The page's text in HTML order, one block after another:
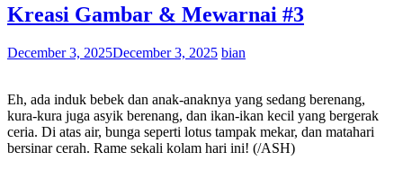
Kreasi Gambar & Mewarnai #3
December 3, 2025December 3, 2025 bian
Eh, ada induk bebek dan anak-anaknya yang sedang berenang,
kura-kura juga asyik berenang, dan ikan-ikan kecil yang bergerak
ceria. Di atas air, bunga seperti lotus tampak mekar, dan matahari
bersinar cerah. Rame sekali kolam hari ini! (/ASH)